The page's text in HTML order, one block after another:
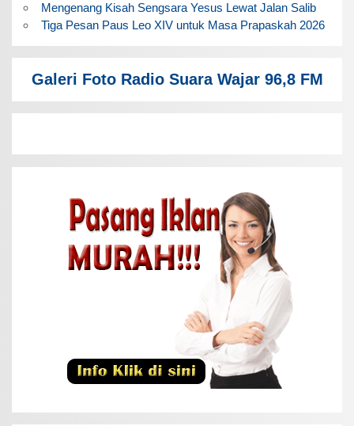
Mengenang Kisah Sengsara Yesus Lewat Jalan Salib
Tiga Pesan Paus Leo XIV untuk Masa Prapaskah 2026
Galeri Foto Radio Suara Wajar 96,8 FM